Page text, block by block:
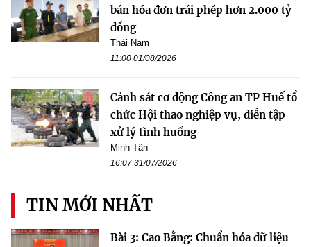
bán hóa đơn trái phép hơn 2.000 tỷ
đồng
Thái Nam
11:00 01/08/2026
Cảnh sát cơ động Công an TP Huế tổ
chức Hội thao nghiệp vụ, diễn tập
xử lý tình huống
Minh Tân
16:07 31/07/2026
TIN MỚI NHẤT
Bài 3: Cao Bằng: Chuẩn hóa dữ liệu